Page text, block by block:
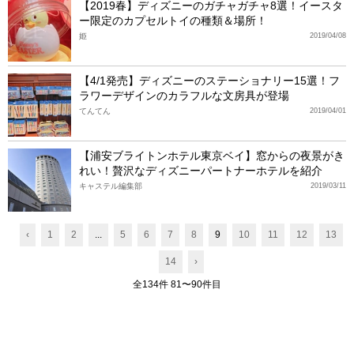
【2019春】ディズニーのガチャガチャ8選！イースタ
ー限定のカプセルトイの種類＆場所！
2019/04/08
姫
【4/1発売】ディズニーのステーショナリー15選！フ
ラワーデザインのカラフルな文房具が登場
2019/04/01
てんてん
【浦安ブライトンホテル東京ベイ】窓からの夜景がき
れい！贅沢なディズニーパートナーホテルを紹介
2019/03/11
キャステル編集部
‹ 1 2 ... 5 6 7 8 9 10 11 12 13
14 ›
全134件 81〜90件目